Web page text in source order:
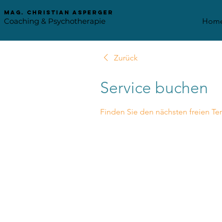
mag. Christian asperger
Coaching & Psychotherapie
Zurück
Service buchen
Finden Sie den nächsten freien